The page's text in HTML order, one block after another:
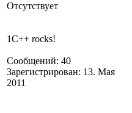
Отсутствует
1C++ rocks!
Сообщений: 40
Зарегистрирован: 13. Мая
2011